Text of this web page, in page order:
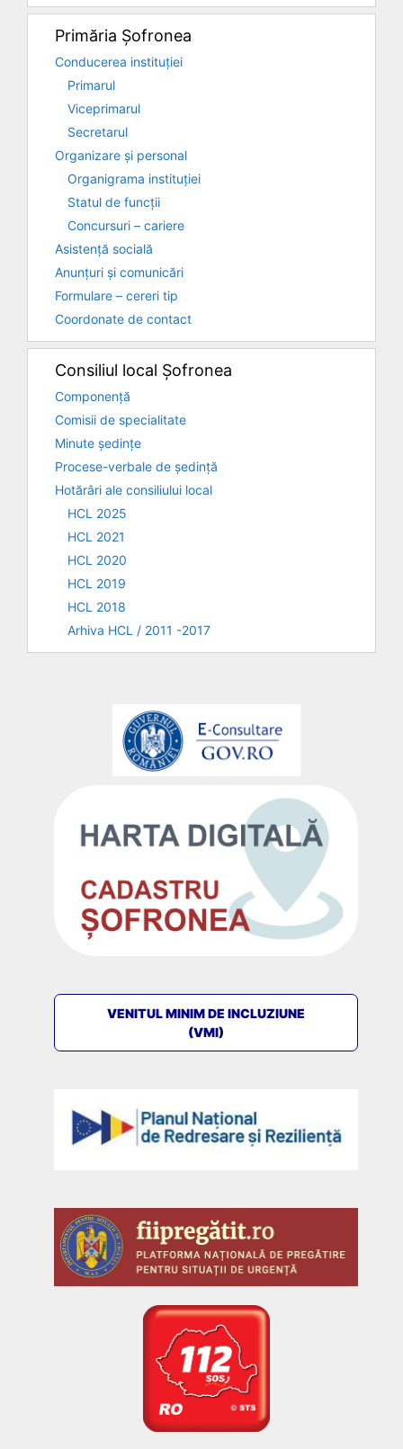
Primăria Șofronea
Conducerea instituției
Primarul
Viceprimarul
Secretarul
Organizare și personal
Organigrama instituției
Statul de funcții
Concursuri – cariere
Asistență socială
Anunțuri și comunicări
Formulare – cereri tip
Coordonate de contact
Consiliul local Șofronea
Componență
Comisii de specialitate
Minute ședințe
Procese-verbale de ședință
Hotărâri ale consiliului local
HCL 2025
HCL 2021
HCL 2020
HCL 2019
HCL 2018
Arhiva HCL / 2011 -2017
VENITUL MINIM DE INCLUZIUNE
(VMI)